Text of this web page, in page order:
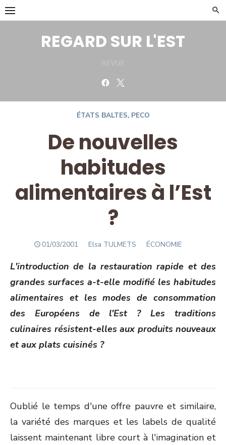
Skip
to
REGARD SUR L'EST
Facebook
ÉTATS BALTES, PECO
De nouvelles
habitudes
alimentaires à l’Est
?
POSTED
01/03/2001 Author
Elsa TULMETS ÉCONOMIE
L'introduction de la restauration rapide et des
grandes surfaces a-t-elle modifié les habitudes
alimentaires et les modes de consommation
des Européens de l'Est ? Les traditions
culinaires résistent-elles aux produits nouveaux
et aux plats cuisinés ?
Oublié le temps d'une offre pauvre et similaire,
la variété des marques et les labels de qualité
laissent maintenant libre court à l'imagination et